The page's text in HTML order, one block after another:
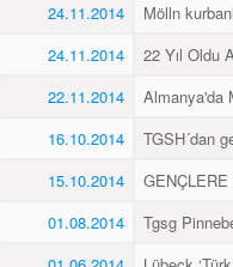
24.11.2014
Mölln
24.11.2014
22 Yıl Oldu
22.11.2014
Almanya'da
16.10.2014
TGSH´dan
15.10.2014
01.08.2014
Tgsg